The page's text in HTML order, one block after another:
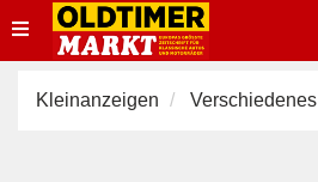
Toggle
navigation
Kleinanzeigen Verschiedenes